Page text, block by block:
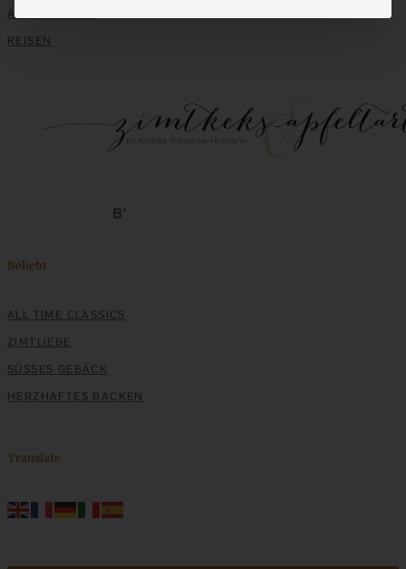
ALLE REZEPTE
REISEN
Beliebt
ALL TIME CLASSICS
ZIMTLIEBE
SÜSSES GEBÄCK
HERZHAFTES BACKEN
Translate